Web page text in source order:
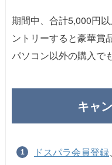
期間中、合計5,000円
ントリーすると豪華賞
パソコン以外の購入で
キャ
ドスパラ会員登録